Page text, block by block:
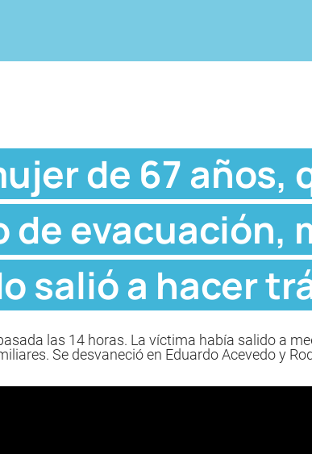
de 67 años,
de evacuación,
salió a hacer
las 14 horas. La víctima había salido a
Se desvaneció en Eduardo Acevedo y